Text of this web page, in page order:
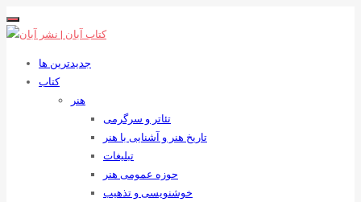
جدیدترین ها
کتاب
هنر
تئاتر و سرگرمی
تاریخ هنر و آشنایی با هنر
تبلیغات
حوزه عمومی هنر
خوشنویسی و تذهیب